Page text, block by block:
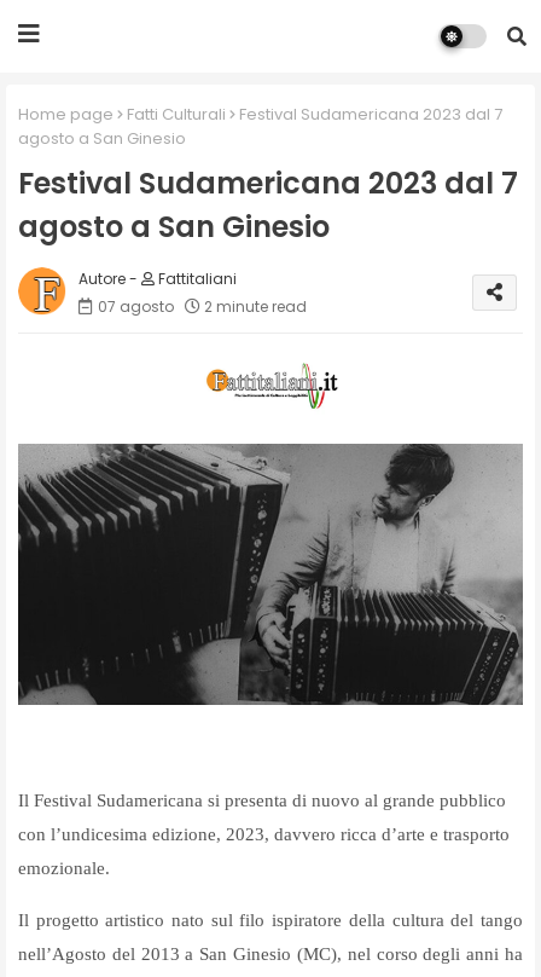
Home page Fatti Culturali
Festival Sudamericana 2023 dal 7
agosto a San Ginesio
Festival Sudamericana 2023 dal 7
agosto a San Ginesio
Fattitaliani
07 agosto
2 minute read
Il Festival Sudamericana si presenta di nuovo al grande pubblico
con l’undicesima edizione, 2023, davvero ricca d’arte e trasporto
emozionale.
Il progetto artistico nato sul filo ispiratore della cultura del tango
nell’Agosto del 2013 a San Ginesio (MC), nel corso degli anni ha